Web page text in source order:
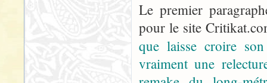
Le premier
pour le site
que laisse croire
vraiment une